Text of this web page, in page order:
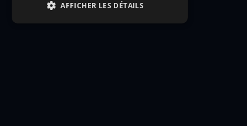
AFFICHER LES DÉTAILS